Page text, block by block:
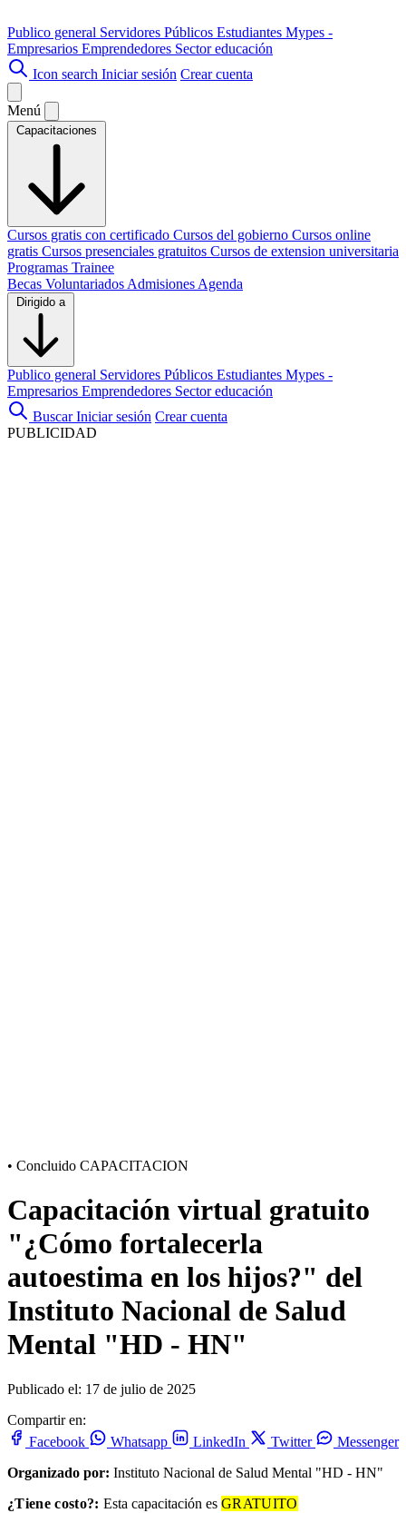
Publico general Servidores Públicos Estudiantes Mypes -
Empresarios Emprendedores Sector educación
Icon search Iniciar sesión Crear cuenta
Menú
Capacitaciones
Cursos gratis con certificado Cursos del gobierno Cursos online
gratis Cursos presenciales gratuitos Cursos de extension universitaria
Programas Trainee
Becas Voluntariados Admisiones Agenda
Dirigido a
Publico general Servidores Públicos Estudiantes Mypes -
Empresarios Emprendedores Sector educación
Buscar Iniciar sesión Crear cuenta
PUBLICIDAD
• Concluido CAPACITACION
Capacitación virtual gratuito
"¿Cómo fortalecerla
autoestima en los hijos?" del
Instituto Nacional de Salud
Mental "HD - HN"
Publicado el: 17 de julio de 2025
Compartir en:
Facebook
Whatsapp LinkedIn Twitter
Messenger
Organizado por: Instituto Nacional de Salud Mental "HD - HN"
¿Tiene costo?: Esta capacitación es GRATUITO